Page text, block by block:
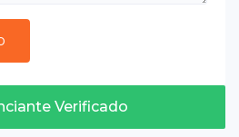
Verificado